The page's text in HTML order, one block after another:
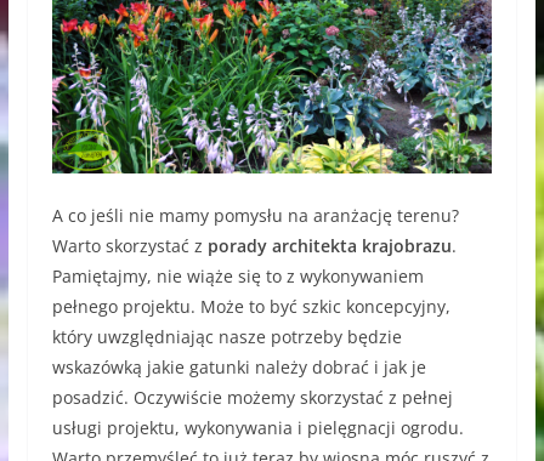
A co jeśli nie mamy pomysłu na aranżację terenu?
Warto skorzystać z porady architekta krajobrazu.
Pamiętajmy, nie wiąże się to z wykonywaniem
pełnego projektu. Może to być szkic koncepcyjny,
który uwzględniając nasze potrzeby będzie
wskazówką jakie gatunki należy dobrać i jak je
posadzić. Oczywiście możemy skorzystać z pełnej
usługi projektu, wykonywania i pielęgnacji ogrodu.